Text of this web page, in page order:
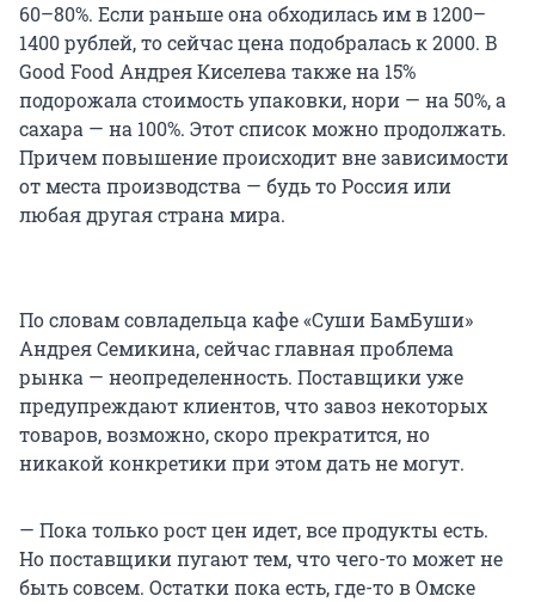
60–80%. Если раньше она обходилась им в 1200–
1400 рублей, то сейчас цена подобралась к 2000. В
Good Food Андрея Киселева также на 15%
подорожала стоимость упаковки, нори — на 50%, а
сахара — на 100%. Этот список можно продолжать.
Причем повышение происходит вне зависимости
от места производства — будь то Россия или
любая другая страна мира.
По словам совладельца кафе «Суши БамБуши»
Андрея Семикина, сейчас главная проблема
рынка — неопределенность. Поставщики уже
предупреждают клиентов, что завоз некоторых
товаров, возможно, скоро прекратится, но
никакой конкретики при этом дать не могут.
— Пока только рост цен идет, все продукты есть.
Но поставщики пугают тем, что чего-то может не
быть совсем. Остатки пока есть, где-то в Омске